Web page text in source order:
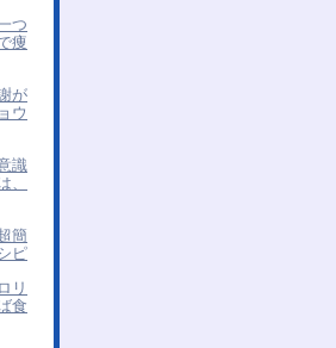
つ
痩
が
ウ
識
、
簡
ピ
リ
食